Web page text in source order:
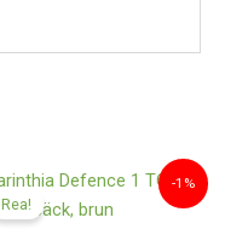
-1%
Rea!
Det
ursprungliga
priset
Det
nuvarande
priset